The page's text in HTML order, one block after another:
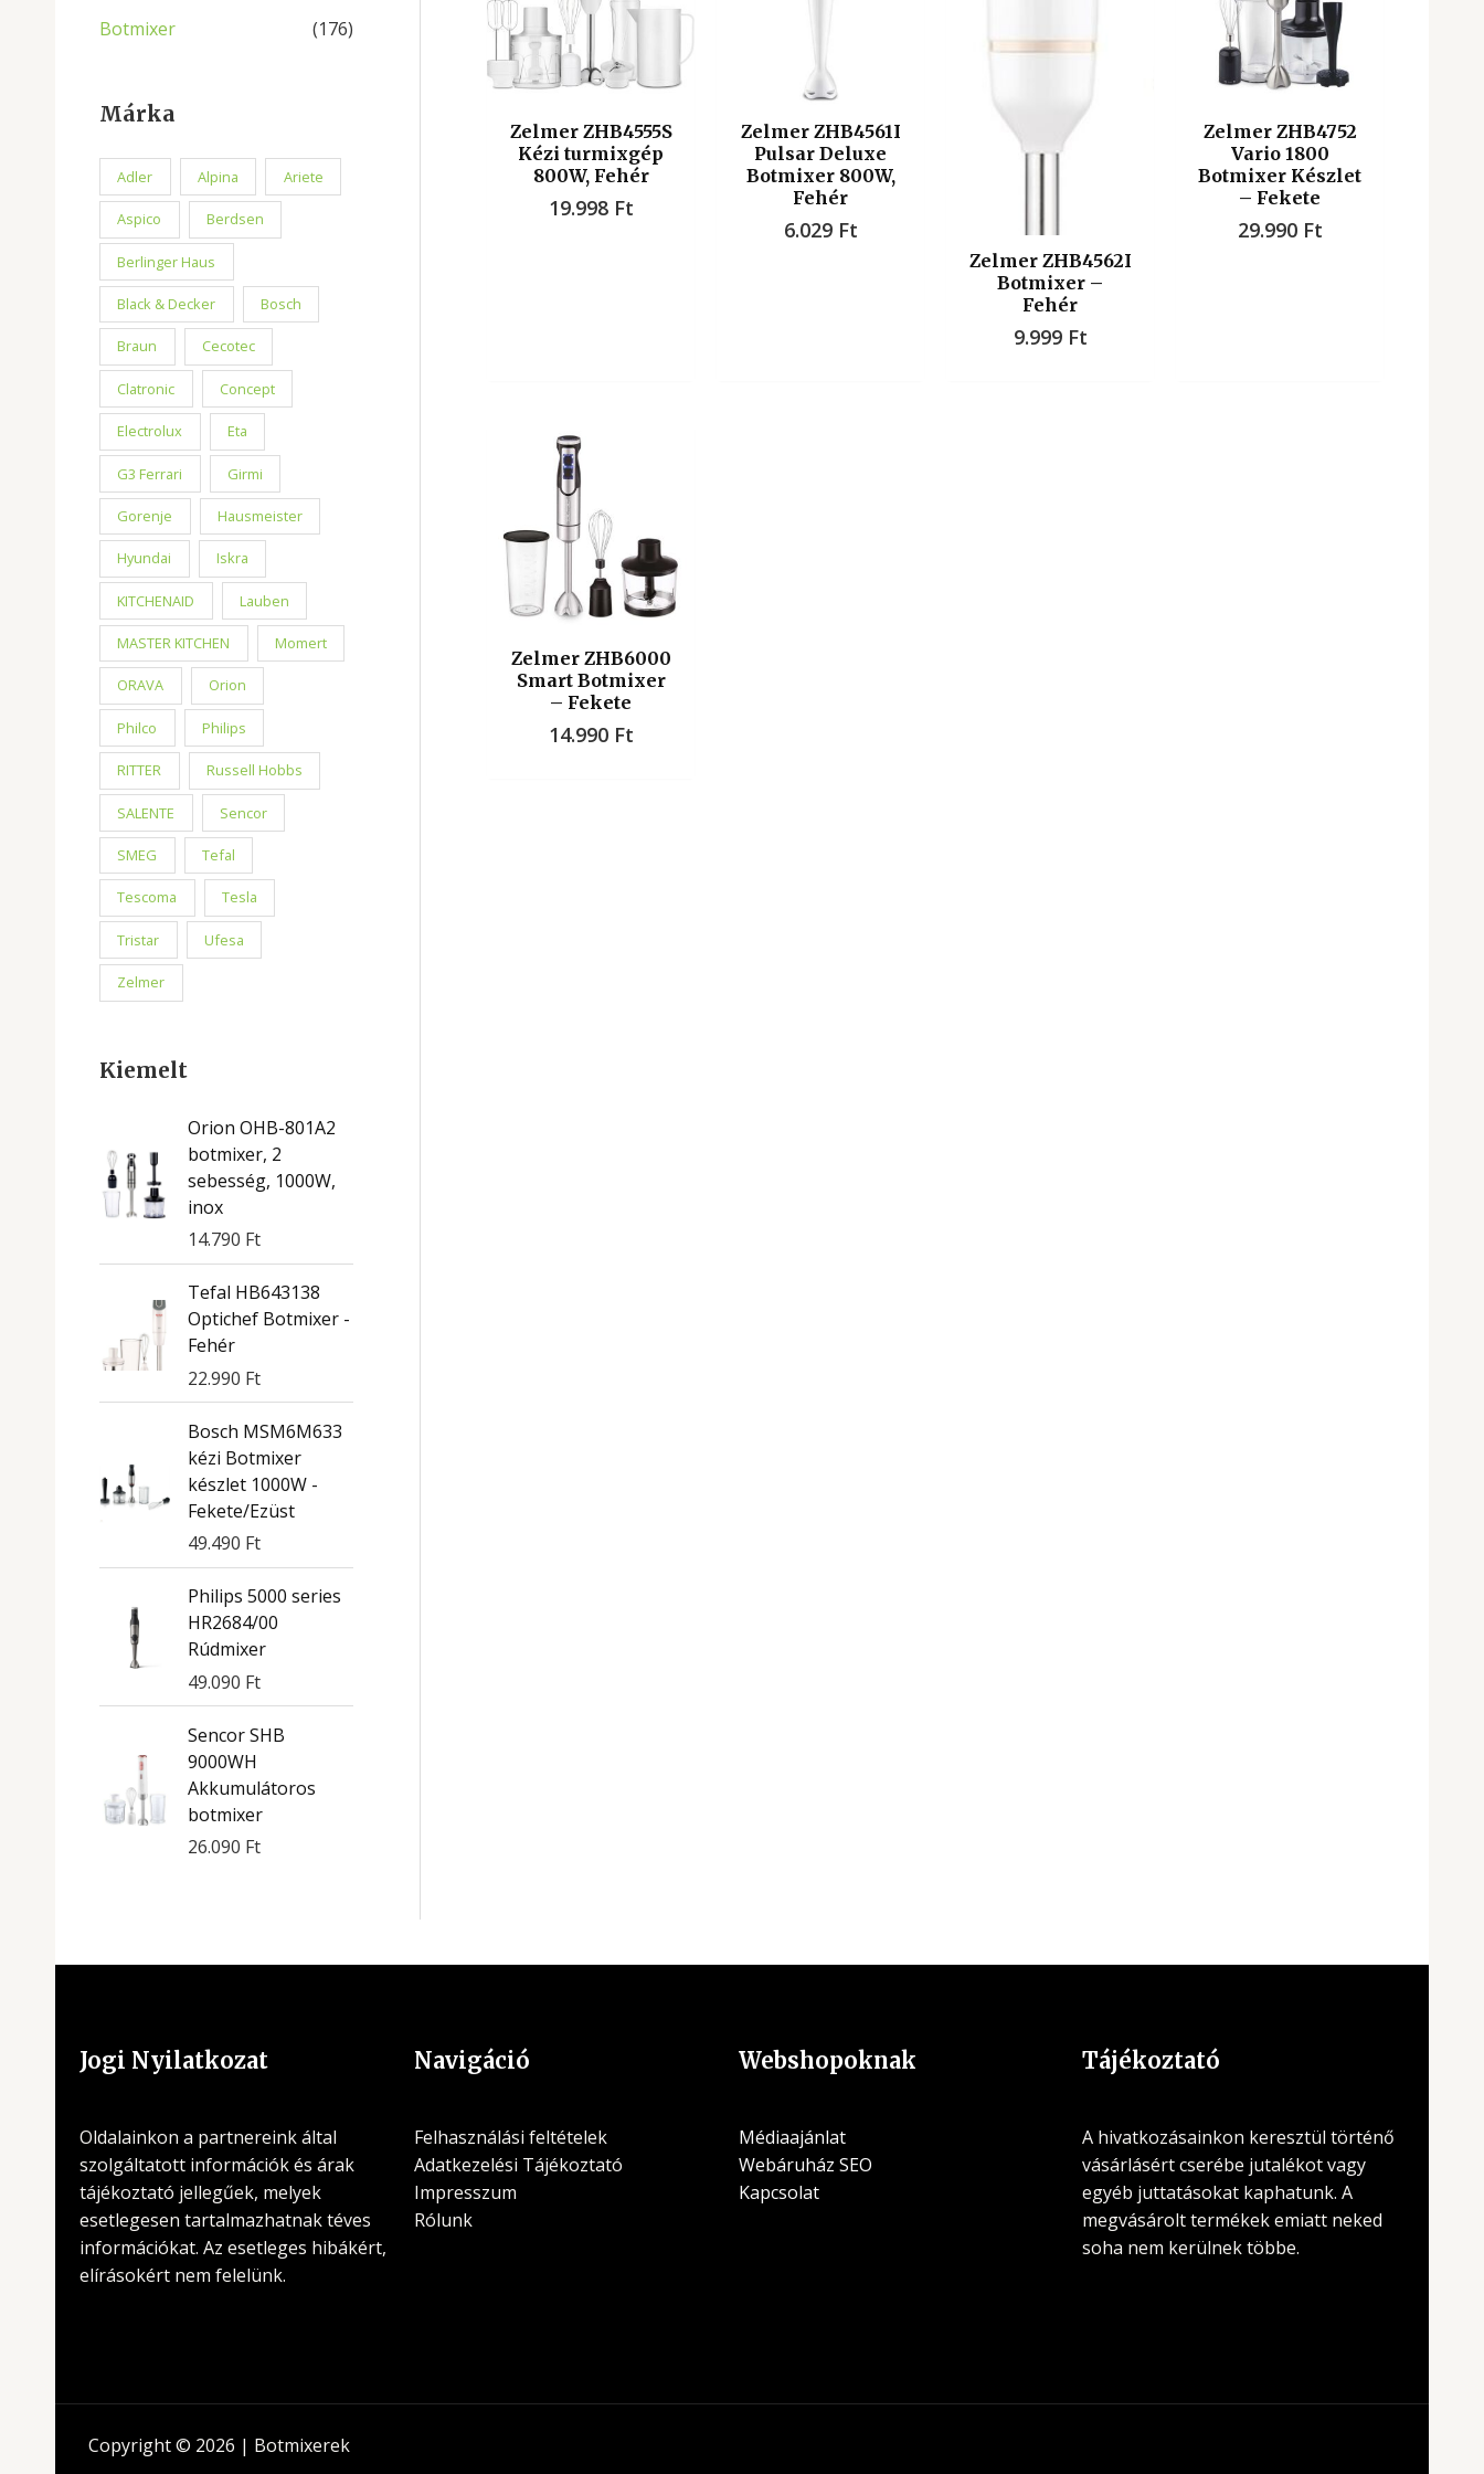
Botmixer (176)
Márka
Adler Alpina Ariete
Aspico Berdsen
Berlinger Haus
Black & Decker Bosch
Braun Cecotec
Clatronic Concept
Electrolux Eta
G3 Ferrari Girmi
Gorenje Hausmeister
Hyundai Iskra
KITCHENAID Lauben
MASTER KITCHEN Momert
ORAVA Orion
Philco Philips
RITTER Russell Hobbs
SALENTE Sencor
SMEG Tefal
Tescoma Tesla
Tristar Ufesa
Zelmer
Kiemelt
Orion OHB-801A2
botmixer, 2
sebesség, 1000W,
inox
14.790 Ft
Tefal HB643138
Optichef Botmixer -
Fehér
22.990 Ft
Bosch MSM6M633
kézi Botmixer
készlet 1000W -
Fekete/Ezüst
49.490 Ft
Philips 5000 series
HR2684/00
Rúdmixer
49.090 Ft
Sencor SHB
9000WH
Akkumulátoros
botmixer
26.090 Ft
Zelmer ZHB4555S
Kézi turmixgép
800W, Fehér
19.998 Ft
Zelmer ZHB4561I
Pulsar Deluxe
Botmixer 800W,
Fehér
6.029 Ft
Zelmer ZHB4562I
Botmixer –
Fehér
9.999 Ft
Zelmer ZHB4752
Vario 1800
Botmixer Készlet
– Fekete
29.990 Ft
Zelmer ZHB6000
Smart Botmixer
– Fekete
14.990 Ft
Jogi Nyilatkozat
Oldalainkon a partnereink által
szolgáltatott információk és árak
tájékoztató jellegűek, melyek
esetlegesen tartalmazhatnak téves
információkat. Az esetleges hibákért,
elírásokért nem felelünk.
Navigáció
Felhasználási feltételek
Adatkezelési Tájékoztató
Impresszum
Rólunk
Webshopoknak
Médiaajánlat
Webáruház SEO
Kapcsolat
Tájékoztató
A hivatkozásainkon keresztül történő
vásárlásért cserébe jutalékot vagy
egyéb juttatásokat kaphatunk. A
megvásárolt termékek emiatt neked
soha nem kerülnek többe.
Copyright © 2026 | Botmixerek